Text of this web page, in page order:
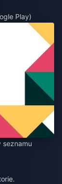
Play)
seznamu